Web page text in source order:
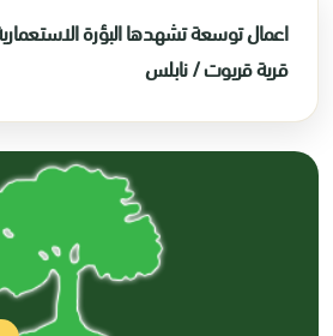
اعمال توسعة تشهدها البؤرة
قرية قريوت / نابلس